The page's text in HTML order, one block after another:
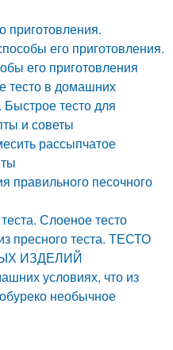
приготовления.
его приготовления.
его приготовления
тесто в домашних
Быстрое тесто для
и советы
рассыпчатое
правильного песочного
Слоеное тесто
пресного теста. ТЕСТО
ИЗДЕЛИЙ
условиях, что из
необычное